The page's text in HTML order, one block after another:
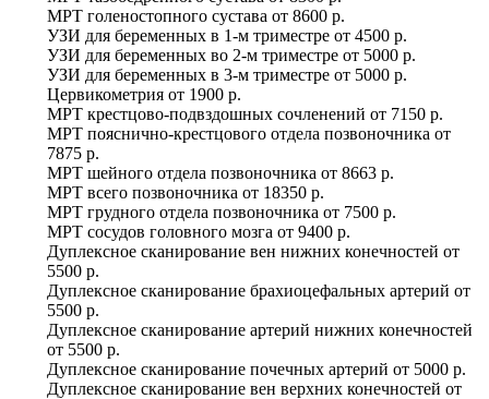
МРТ голеностопного сустава от 8600 р.
УЗИ для беременных в 1-м триместре от 4500 р.
УЗИ для беременных во 2-м триместре от 5000 р.
УЗИ для беременных в 3-м триместре от 5000 р.
Цервикометрия от 1900 р.
МРТ крестцово-подвздошных сочленений от 7150 р.
МРТ пояснично-крестцового отдела позвоночника от
7875 р.
МРТ шейного отдела позвоночника от 8663 р.
МРТ всего позвоночника от 18350 р.
МРТ грудного отдела позвоночника от 7500 р.
МРТ сосудов головного мозга от 9400 р.
Дуплексное сканирование вен нижних конечностей от
5500 р.
Дуплексное сканирование брахиоцефальных артерий от
5500 р.
Дуплексное сканирование артерий нижних конечностей
от 5500 р.
Дуплексное сканирование почечных артерий от 5000 р.
Дуплексное сканирование вен верхних конечностей от